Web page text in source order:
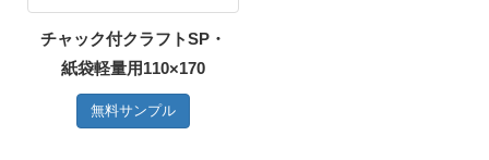
チャック付クラフトSP・
紙袋軽量用110×170
無料サンプル